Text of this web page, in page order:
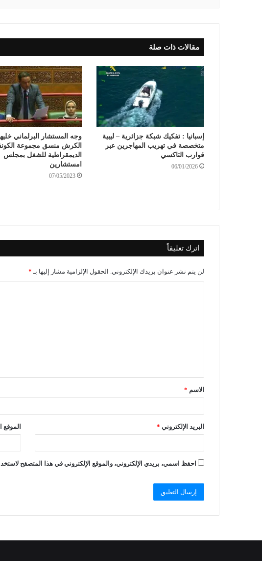
مقالات ذات صلة
إسبانيا : تفكيك شبكة جزائرية – ليبية
متخصصة في تهريب المهاجرين عبر
قوارب التاكسي
06/01/2026
وجه المستشار البرلماني
الكرش منسق مجموعة
الديمقراطية للشغل بمجلس
امستشارين
07/05/2023
اترك تعليقاً
لن يتم نشر عنوان بريدك الإلكتروني. الحقول الإلزامية مشار إليها بـ *
الاسم *
البريد الإلكتروني * الموقع
احفظ اسمي، بريدي الإلكتروني، والموقع الإلكتروني في هذا المتصفح